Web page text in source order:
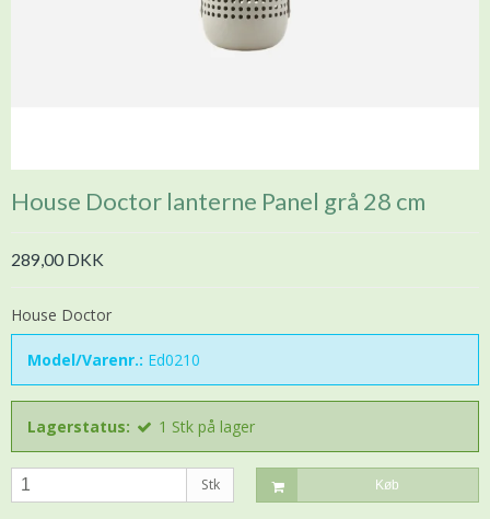
House Doctor lanterne Panel grå 28 cm
289,00 DKK
House Doctor
Model/Varenr.: Ed0210
Lagerstatus: 1 Stk på lager
Stk Køb